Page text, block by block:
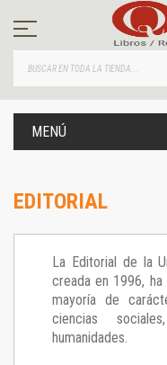
contenido
MENÚ
EDITORIAL
La Editorial de la
creada en 1996,
mayoría de
ciencias
humanidades.